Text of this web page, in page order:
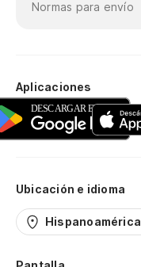
Normas para envío
Aplicaciones
Ubicación e idioma
Hispanoamérica